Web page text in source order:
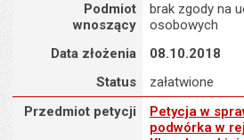
Podmiot
wnoszący
brak zgody na
osobowych
Data złożenia
08.10.2018
Status
załatwione
Przedmiot petycji : Petycja w sprawie
Przedmiot petycji
Petycja w
podwórka w